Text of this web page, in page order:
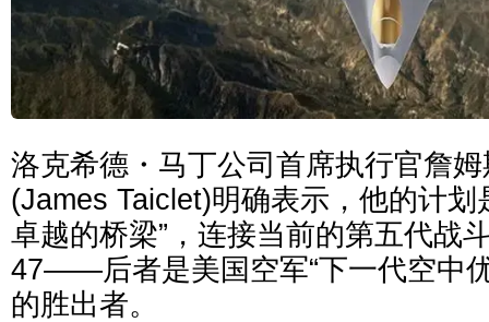
洛克希德・马丁公司首席执行官詹
(James Taiclet)明确表示，他的计划
卓越的桥梁”，连接当前的第五代战
47——后者是美国空军“下一代空中
的胜出者。